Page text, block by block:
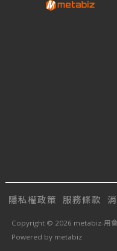
Copyright © 2026 metabiz-用
Powered by metabiz
隱私權政策 服務條款